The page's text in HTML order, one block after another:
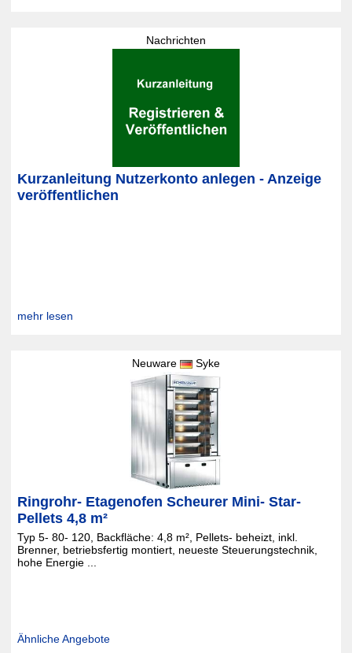
Nachrichten
Kurzanleitung Nutzerkonto anlegen - Anzeige
veröffentlichen
mehr lesen
Neuware Syke
Ringrohr- Etagenofen Scheurer Mini- Star-
Pellets 4,8 m²
Typ 5- 80- 120, Backfläche: 4,8 m², Pellets- beheizt, inkl.
Brenner, betriebsfertig montiert, neueste Steuerungstechnik,
hohe Energie ...
Ähnliche Angebote